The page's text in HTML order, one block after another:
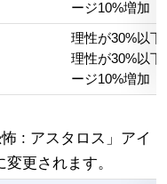
ージ10%増加
理性が30%以
理性が30%以
ージ10%増加
: アスタロス」アイ
更されます。